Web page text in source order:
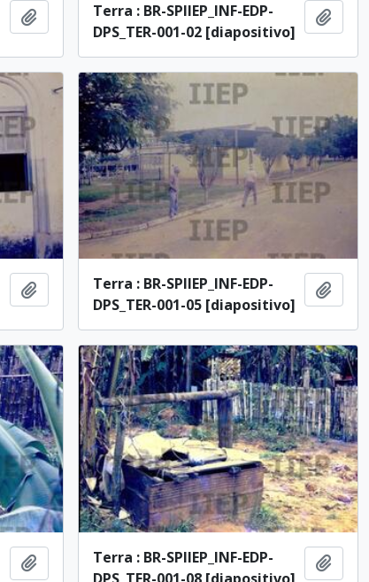
Adicionar à área de transferência
Terra : BR-SPIIEP_INF-EDP-
DPS_TER-001-02 [diapositivo]
Adicionar à área de transferência
Terra : BR-SPIIEP_INF-EDP-
DPS_TER-001-05 [diapositivo]
Adicionar à área de transferência
Terra : BR-SPIIEP_INF-EDP-